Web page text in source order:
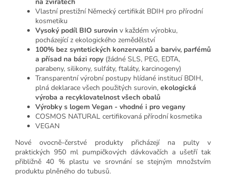
Vlastní prestižní Německý certifikát BDIH pro přírodní
kosmetiku
Vysoký podíl BIO surovin v každém výrobku,
pocházející z ekologického zemědělství
100% bez syntetických konzervantů a barviv, parfémů
a přísad na bázi ropy (žádné SLS, PEG, EDTA,
parabeny, silikony, sulfáty, ftaláty, karcinogeny)
Transparentní výrobní postupy hlídané institucí BDIH,
plná deklarace všech použitých surovin, ekologická
výroba a recyklovatelnost všech obalů
Výrobky s logem Vegan - vhodné i pro vegany
COSMOS NATURAL certifikovaná přírodní kosmetika
VEGAN
Nové ovocně-čerstvé produkty přicházejí na pulty v
praktických 950 ml pumpičkových dávkovačích a ušetří tak
přibližně 40 % plastu ve srovnání se stejným množstvím
produktu plněného do tubusů.